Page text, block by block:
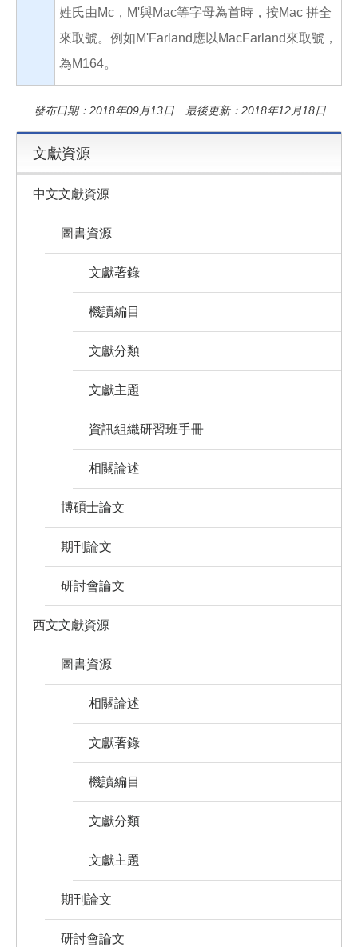
姓氏由Mc，M'與Mac等字母為首時，按Mac 拼全
來取號。例如M'Farland應以MacFarland來取號，
為M164。
發布日期：2018年09月13日 最後更新：2018年12月18日
文獻資源
中文文獻資源
圖書資源
文獻著錄
機讀編目
文獻分類
文獻主題
資訊組織研習班手冊
相關論述
博碩士論文
期刊論文
研討會論文
西文文獻資源
圖書資源
相關論述
文獻著錄
機讀編目
文獻分類
文獻主題
期刊論文
研討會論文